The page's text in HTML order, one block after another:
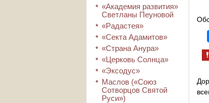
«Академия развития»
Светланы Пеуновой
«Радастея»
«Секта Адамитов»
«Страна Анура»
«Церковь Солнца»
«Эксодус»
Маслов («Союз
Сотворцов Святой
Руси»)